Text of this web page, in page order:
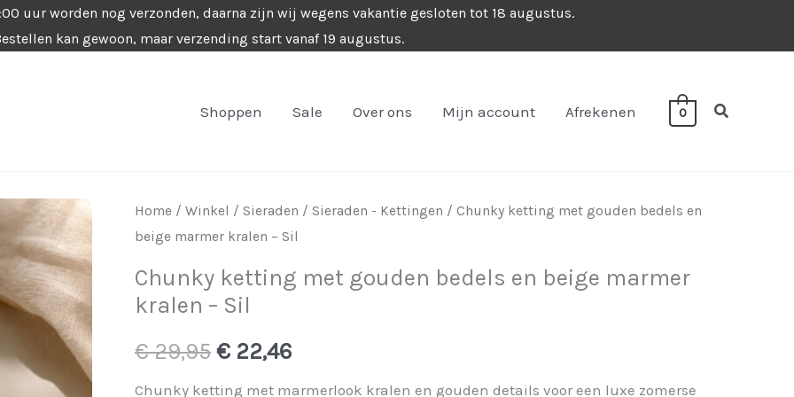
uur worden nog verzonden, daarna zijn wij wegens vakantie gesloten tot 18 augustus.
kan gewoon, maar verzending start vanaf 19 augustus.
Shoppen Sale Over ons Mijn account Afrekenen 0 Zoeken
Home / Winkel / Sieraden / Sieraden - Kettingen / Chunky ketting met gouden bedels en
beige marmer kralen – Sil
Chunky ketting met gouden bedels en beige marmer
kralen – Sil
€29,95 Oorspronkelijke
prijs
€ 22,46Huidige
prijs
Chunky ketting met marmerlook kralen en gouden details voor een luxe zomerse